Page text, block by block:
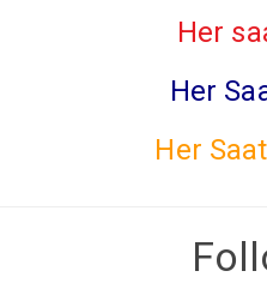
Her
Her
Her Saat